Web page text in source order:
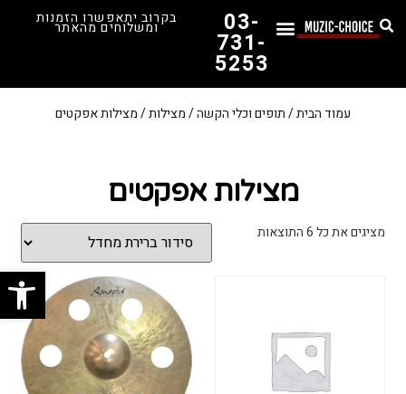
פתח
03-
731-
5253
בקרוב יתאפשרו הזמנות
ומשלוחים מהאתר
עמוד הבית/תופים וכלי הקשה/מצילות/ מצילות אפקטים
מצילות אפקטים
מציגים את כל ⁦6⁩ התוצאות